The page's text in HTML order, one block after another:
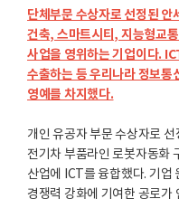
단체부문 수상자로 선정된
건축, 스마트시티, 지능형교
사업을 영위하는 기업이다.
수출하는 등 우리나라 정보통
영예를 차지했다.
개인 유공자 부문 수상자로
전기차 부품라인 로봇자동화
산업에 ICT를 융합했다. 기업
경쟁력 강화에 기여한 공로가